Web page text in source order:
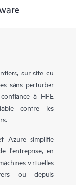
sur site ou
sans perturber
à HPE
contre les
Azure simplifie
l'entreprise, en
virtuelles
ou depuis